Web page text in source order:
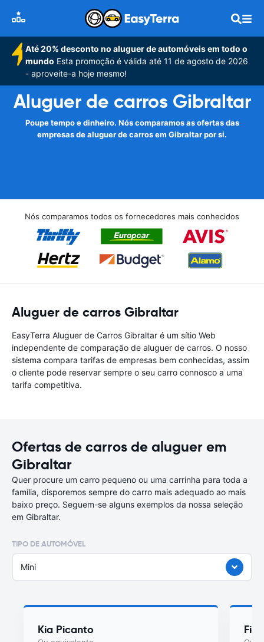
Até 20% desconto no aluguer de automóveis em todo o
mundo Esta promoção é válida até 11 de agosto de 2026
- aproveite-a hoje mesmo!
Aluguer de carros Gibraltar
Poupe tempo e dinheiro. Nós comparamos as ofertas das
empresas de aluguer de carros em Gibraltar por si.
Nós comparamos todos os fornecedores mais conhecidos
Aluguer de carros Gibraltar
EasyTerra Aluguer de Carros Gibraltar é um sítio Web
independente de comparação de aluguer de carros. O nosso
sistema compara tarifas de empresas bem conhecidas, assim
o cliente pode reservar sempre o seu carro connosco a uma
tarifa competitiva.
Ofertas de carros de aluguer em
Gibraltar
Quer procure um carro pequeno ou uma carrinha para toda a
família, disporemos sempre do carro mais adequado ao mais
baixo preço. Seguem-se alguns exemplos da nossa seleção
em Gibraltar.
TIPO DE AUTOMÓVEL
Mini
Kia Picanto